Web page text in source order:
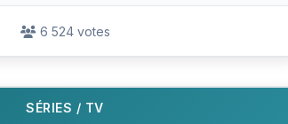
6 524 votes
SÉRIES / TV